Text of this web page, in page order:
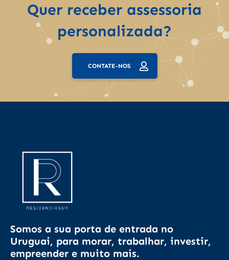
Quer receber assessoria
personalizada?
CONTATE-NOS
Somos a sua porta de entrada no
Uruguai, para morar, trabalhar, investir,
empreender e muito mais.